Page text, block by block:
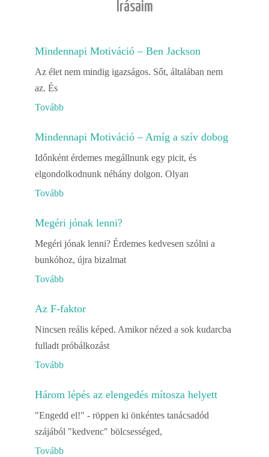
Írásaim
Mindennapi Motiváció – Ben Jackson
Az élet nem mindig igazságos. Sőt, általában nem
az. És
Tovább
Mindennapi Motiváció – Amíg a szív dobog
Időnként érdemes megállnunk egy picit, és
elgondolkodnunk néhány dolgon. Olyan
Tovább
Megéri jónak lenni?
Megéri jónak lenni? Érdemes kedvesen szólni a
bunkóhoz, újra bizalmat
Tovább
Az F-faktor
Nincsen reális képed. Amikor nézed a sok kudarcba
fulladt próbálkozást
Tovább
Három lépés az elengedés mítosza helyett
"Engedd el!" - röppen ki önkéntes tanácsadód
szájából "kedvenc" bölcsességed,
Tovább